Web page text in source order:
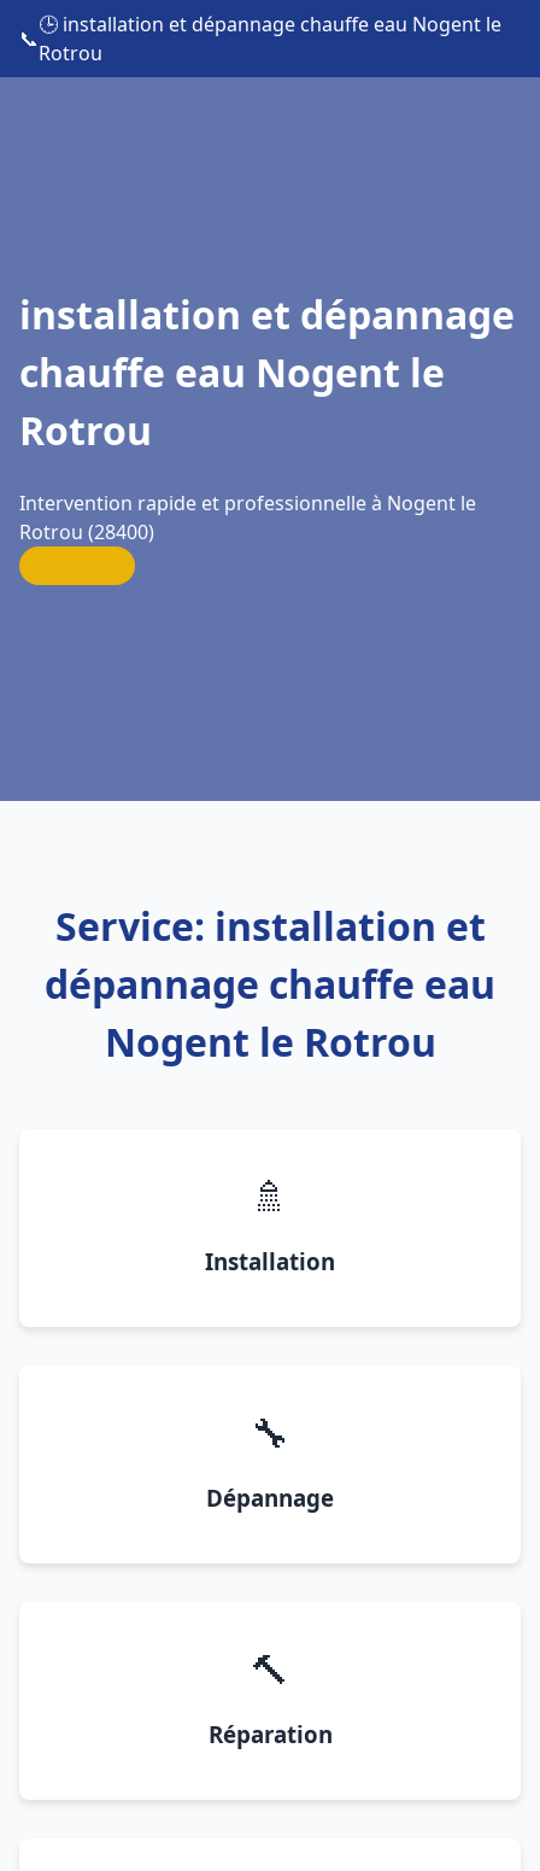
📞
🕒 installation et dépannage chauffe eau Nogent le
Rotrou
installation et dépannage
chauffe eau Nogent le
Rotrou
Intervention rapide et professionnelle à Nogent le
Rotrou (28400)
Service: installation et
dépannage chauffe eau
Nogent le Rotrou
🚿
Installation
🔧
Dépannage
🔨
Réparation